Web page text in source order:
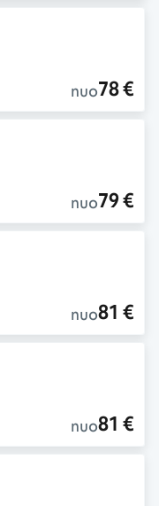
nuo78 €
nuo79 €
nuo81 €
nuo81 €